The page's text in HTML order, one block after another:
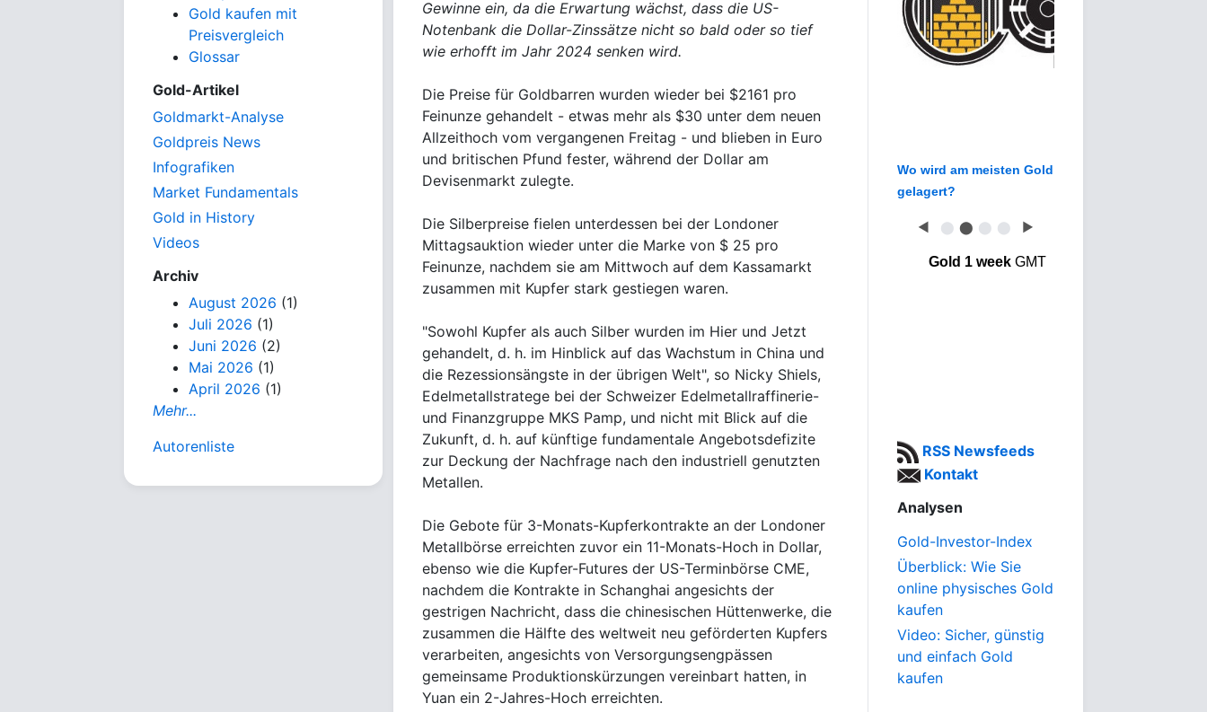
Gold kaufen mit
Preisvergleich
Glossar
Gold-Artikel
Goldmarkt-Analyse
Goldpreis News
Infografiken
Market Fundamentals
Gold in History
Videos
Archiv
August 2026 (1)
Juli 2026 (1)
Juni 2026 (2)
Mai 2026 (1)
April 2026 (1)
Mehr...
Autorenliste
Gewinne ein, da die Erwartung wächst, dass die US-
Notenbank die Dollar-Zinssätze nicht so bald oder so tief
wie erhofft im Jahr 2024 senken wird.
Die Preise für Goldbarren wurden wieder bei $2161 pro
Feinunze gehandelt - etwas mehr als $30 unter dem neuen
Allzeithoch vom vergangenen Freitag - und blieben in Euro
und britischen Pfund fester, während der Dollar am
Devisenmarkt zulegte.
Die Silberpreise fielen unterdessen bei der Londoner
Mittagsauktion wieder unter die Marke von $ 25 pro
Feinunze, nachdem sie am Mittwoch auf dem Kassamarkt
zusammen mit Kupfer stark gestiegen waren.
"Sowohl Kupfer als auch Silber wurden im Hier und Jetzt
gehandelt, d. h. im Hinblick auf das Wachstum in China und
die Rezessionsängste in der übrigen Welt", so Nicky Shiels,
Edelmetallstratege bei der Schweizer Edelmetallraffinerie-
und Finanzgruppe MKS Pamp, und nicht mit Blick auf die
Zukunft, d. h. auf künftige fundamentale Angebotsdefizite
zur Deckung der Nachfrage nach den industriell genutzten
Metallen.
Die Gebote für 3-Monats-Kupferkontrakte an der Londoner
Metallbörse erreichten zuvor ein 11-Monats-Hoch in Dollar,
ebenso wie die Kupfer-Futures der US-Terminbörse CME,
nachdem die Kontrakte in Schanghai angesichts der
gestrigen Nachricht, dass die chinesischen Hüttenwerke, die
zusammen die Hälfte des weltweit neu geförderten Kupfers
verarbeiten, angesichts von Versorgungsengpässen
gemeinsame Produktionskürzungen vereinbart hatten, in
Yuan ein 2-Jahres-Hoch erreichten.
Wo wird am meisten Gold
gelagert?
◀ ⬤ ⬤ ⬤ ⬤ ▶
Gold 1 weekGMT
RSS Newsfeeds
Kontakt
Analysen
Gold-Investor-Index
Überblick: Wie Sie
online physisches Gold
kaufen
Video: Sicher, günstig
und einfach Gold
kaufen